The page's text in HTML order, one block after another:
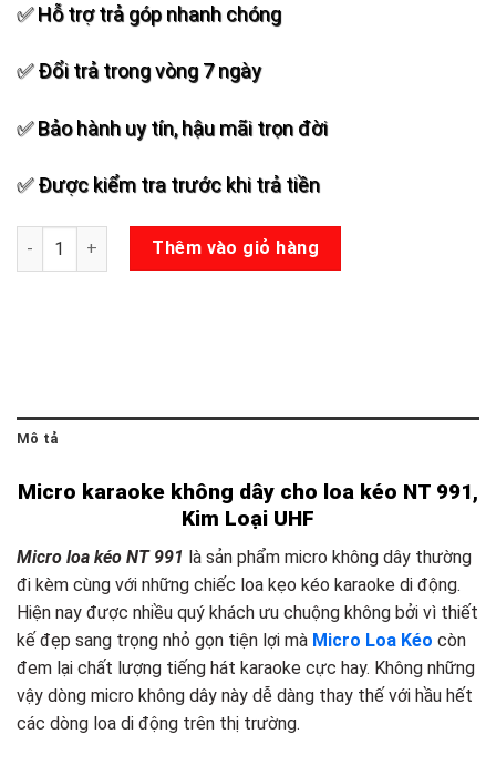
✅ Hỗ trợ trả góp nhanh chóng
✅ Đổi trả trong vòng 7 ngày
✅ Bảo hành uy tín, hậu mãi trọn đời
✅ Được kiểm tra trước khi trả tiền
Micro loa kéo NT 991 số lượng
Thêm vào giỏ hàng
Mô tả
Micro karaoke không dây cho loa kéo NT 991,
Kim Loại UHF
Micro loa kéo NT 991 là sản phẩm micro không dây thường
đi kèm cùng với những chiếc loa kẹo kéo karaoke di động.
Hiện nay được nhiều quý khách ưu chuộng không bởi vì thiết
kế đẹp sang trọng nhỏ gọn tiện lợi mà Micro Loa Kéo còn
đem lại chất lượng tiếng hát karaoke cực hay. Không những
vậy dòng micro không dây này dễ dàng thay thế với hầu hết
các dòng loa di động trên thị trường.